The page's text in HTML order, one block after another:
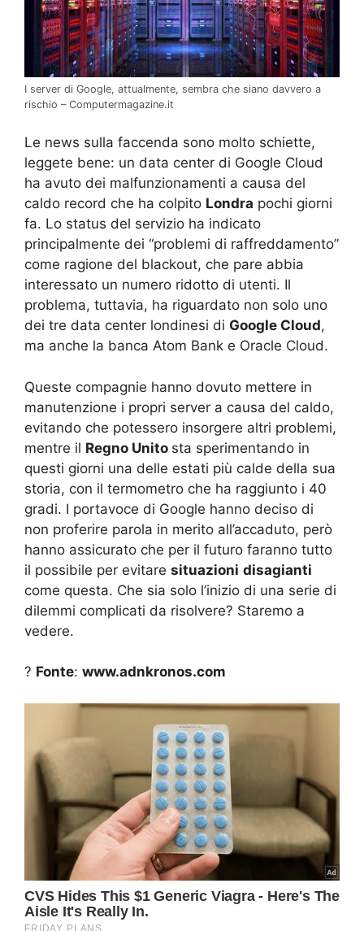
I server di Google, attualmente, sembra che siano davvero a
rischio – Computermagazine.it
Le news sulla faccenda sono molto schiette,
leggete bene: un data center di Google Cloud
ha avuto dei malfunzionamenti a causa del
caldo record che ha colpito Londra pochi giorni
fa. Lo status del servizio ha indicato
principalmente dei “problemi di raffreddamento”
come ragione del blackout, che pare abbia
interessato un numero ridotto di utenti. Il
problema, tuttavia, ha riguardato non solo uno
dei tre data center londinesi di Google Cloud,
ma anche la banca Atom Bank e Oracle Cloud.
Queste compagnie hanno dovuto mettere in
manutenzione i propri server a causa del caldo,
evitando che potessero insorgere altri problemi,
mentre il Regno Unito sta sperimentando in
questi giorni una delle estati più calde della sua
storia, con il termometro che ha raggiunto i 40
gradi. I portavoce di Google hanno deciso di
non proferire parola in merito all’accaduto, però
hanno assicurato che per il futuro faranno tutto
il possibile per evitare situazioni disagianti
come questa. Che sia solo l’inizio di una serie di
dilemmi complicati da risolvere? Staremo a
vedere.
? Fonte: www.adnkronos.com